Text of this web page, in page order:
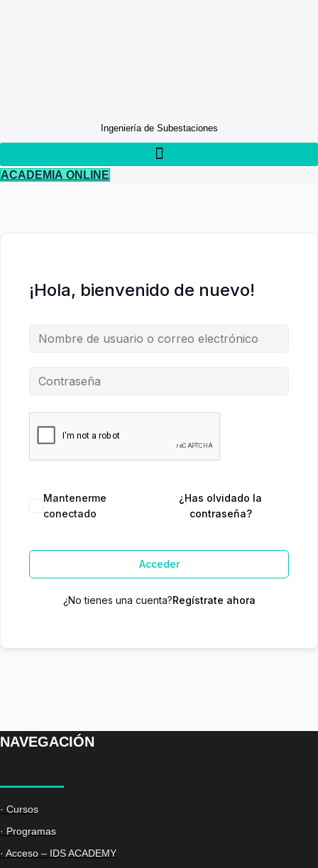
Ingeniería de Subestaciones
ACADEMIA ONLINE
¡Hola, bienvenido de nuevo!
Mantenerme
conectado
¿Has olvidado la
contraseña?
Acceder
¿No tienes una cuenta?Regístrate ahora
NAVEGACIÓN
· Cursos
· Programas
· Acceso – IDS ACADEMY